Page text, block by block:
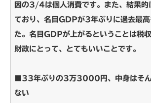
因の3/4は個人消費です。また、結果的
ており、名目GDPが3年ぶりに過去最高
た。名目GDPが上がるということは税収
財政にとって、とてもいいことです。
■33年ぶりの3万3000円、中身はそん
ない